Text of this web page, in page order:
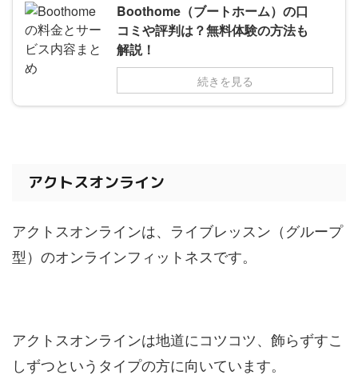
Boothome（ブートホーム）の口
コミや評判は？無料体験の方法も
解説！
続きを見る
アクトスオンライン
アクトスオンラインは、ライブレッスン（グループ
型）のオンラインフィットネスです。
アクトスオンラインは地道にコツコツ、飾らずすこ
しずつというタイプの方に向いています。